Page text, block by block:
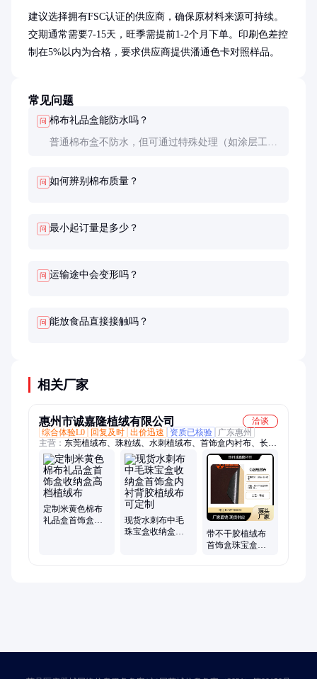
建议选择拥有FSC认证的供应商，确保原材料来源可持续。
交期通常需要7-15天，旺季需提前1-2个月下单。印刷色差控
制在5%以内为合格，要求供应商提供潘通色卡对照样品。
常见问题
问 棉布礼品盒能防水吗？
普通棉布盒不防水，但可通过特殊处理（如涂层工
问 如何辨别棉布质量？
问 最小起订量是多少？
问 运输途中会变形吗？
问 能放食品直接接触吗？
相关厂家
惠州市诚嘉隆植绒有限公司
洽谈
综合体验L0
回复及时 出价迅速 资质已核验
广东惠州
主营： 东莞植绒布、珠粒绒、水刺植绒布、首饰盒内衬布、长毛
植绒布、箱包、无纺布植绒布、针织植绒布
定制米黄色棉布
礼品盒首饰盒收
现货水刺布中毛
珠宝盒收纳盒首
带不干胶植绒布
首饰盒珠宝盒内